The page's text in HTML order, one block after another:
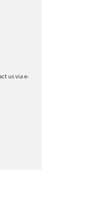
us via e-